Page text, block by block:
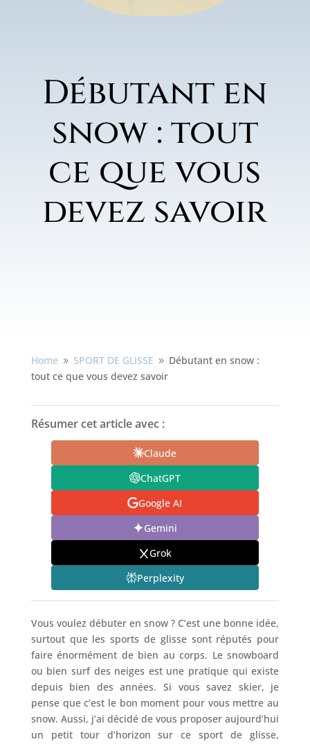
Débutant en
snow : tout
ce que vous
devez savoir
Home 9 SPORT DE GLISSE 9 Débutant en snow :
tout ce que vous devez savoir
Résumer cet article avec :
Claude
ChatGPT
Google AI
Gemini
Grok
Perplexity
Vous voulez débuter en snow ? C’est une bonne idée,
surtout que les sports de glisse sont réputés pour
faire énormément de bien au corps. Le snowboard
ou bien surf des neiges est une pratique qui existe
depuis bien des années. Si vous savez skier, je
pense que c’est le bon moment pour vous mettre au
snow. Aussi, j’ai décidé de vous proposer aujourd’hui
un petit tour d’horizon sur ce sport de glisse,